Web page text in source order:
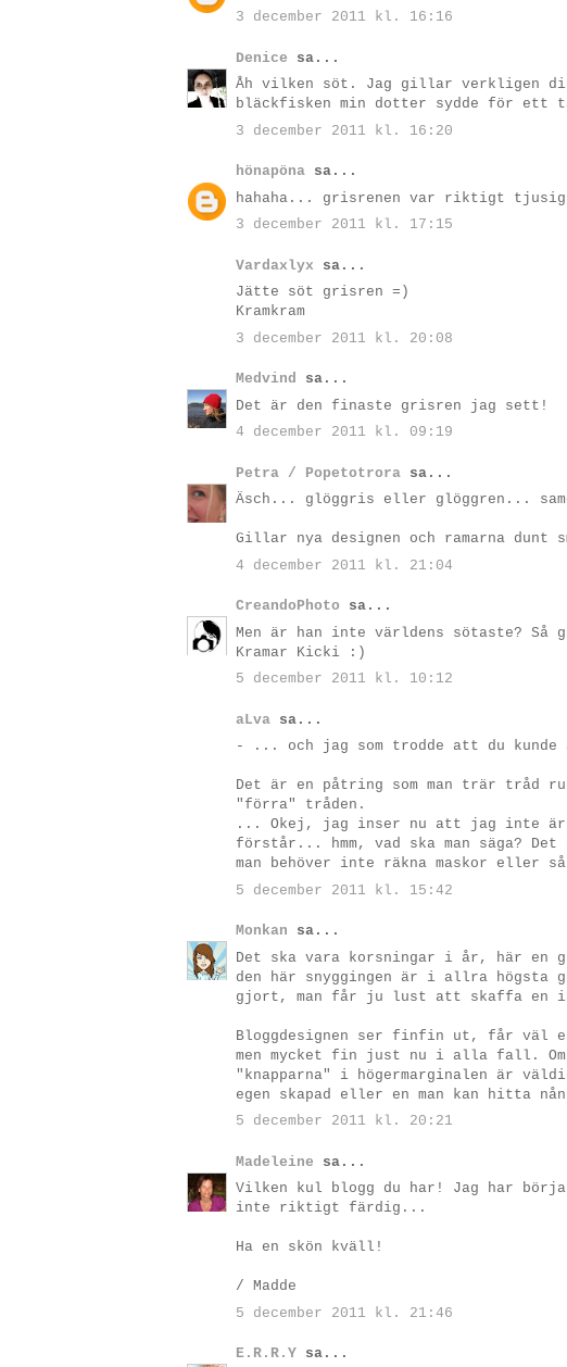
3 december 2011 kl. 16:16
Denice sa...
Åh vilken söt. Jag gillar verkligen
bläckfisken min dotter sydde för ett
3 december 2011 kl. 16:20
hönapöna sa...
hahaha... grisrenen var riktigt
3 december 2011 kl. 17:15
Vardaxlyx sa...
Jätte söt grisren =)
Kramkram
3 december 2011 kl. 20:08
Medvind sa...
Det är den finaste grisren jag sett!
4 december 2011 kl. 09:19
Petra / Popetotrora sa...
Äsch... glöggris eller glöggren...
Gillar nya designen och ramarna dunt
4 december 2011 kl. 21:04
CreandoPhoto sa...
Men är han inte världens sötaste? Så
Kramar Kicki :)
5 december 2011 kl. 10:12
aLva sa...
- ... och jag som trodde att du
Det är en påtring som man trär tråd
"förra" tråden.
... Okej, jag inser nu att jag inte
förstår... hmm, vad ska man säga?
man behöver inte räkna maskor
5 december 2011 kl. 15:42
Monkan sa...
Det ska vara korsningar i år, här en
den här snyggingen är i allra högsta
gjort, man får ju lust att skaffa en
Bloggdesignen ser finfin ut, får väl
men mycket fin just nu i alla fall.
"knapparna" i högermarginalen är
egen skapad eller en man kan hitta
5 december 2011 kl. 20:21
Madeleine sa...
Vilken kul blogg du har! Jag har
inte riktigt färdig...
Ha en skön kväll!
/ Madde
5 december 2011 kl. 21:46
E.R.R.Y sa...